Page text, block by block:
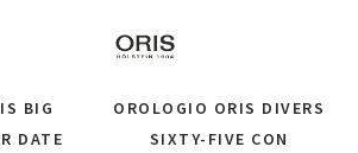
BIG
DATE
OROLOGIO ORIS DIVERS
SIXTY-FIVE CON